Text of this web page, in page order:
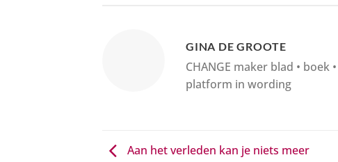
GINA DE GROOTE
CHANGE maker blad • boek
platform in wording
Aan het verleden kan je niets meer